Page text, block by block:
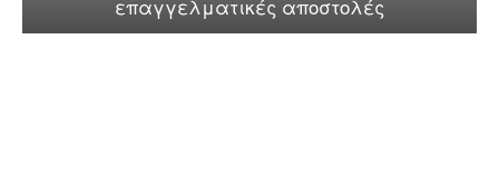
επαγγελματικές αποστολές